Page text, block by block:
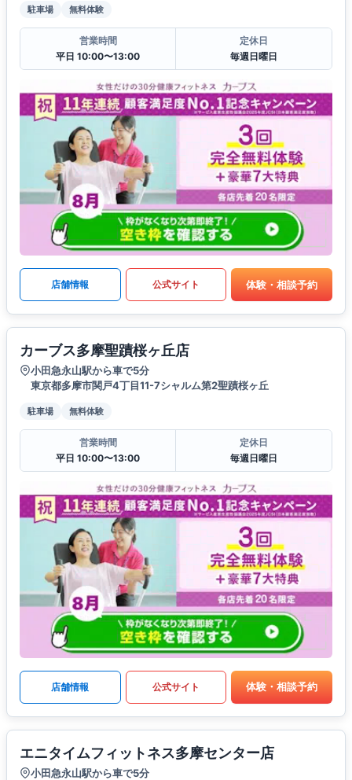
駐車場 無料体験
営業時間
平日 10:00〜13:00
定休日
毎週日曜日
店舗情報 公式サイト 体験・相談予約
カーブス多摩聖蹟桜ヶ丘店
小田急永山駅から車で5分
東京都多摩市関戸4丁目11-7シャルム第2聖蹟桜ヶ丘
駐車場 無料体験
営業時間
平日 10:00〜13:00
定休日
毎週日曜日
店舗情報 公式サイト 体験・相談予約
エニタイムフィットネス多摩センター店
小田急永山駅から車で5分